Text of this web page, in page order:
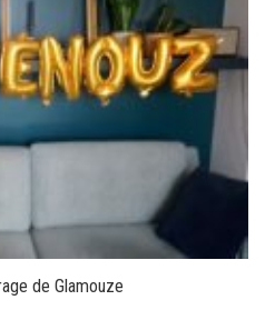
de Glamouze